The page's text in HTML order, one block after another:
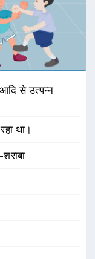
से उत्पन्न
था।